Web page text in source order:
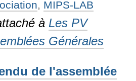
, MIPS-LAB
à Les PV
Générales
de l'assemblée